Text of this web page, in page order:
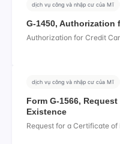
dịch vụ công và nhập cư của Mĩ
G-1450, Authorization
Authorization for Credit
dịch vụ công và nhập cư của Mĩ
Form G-1566,
Existence
Request for a Certificate